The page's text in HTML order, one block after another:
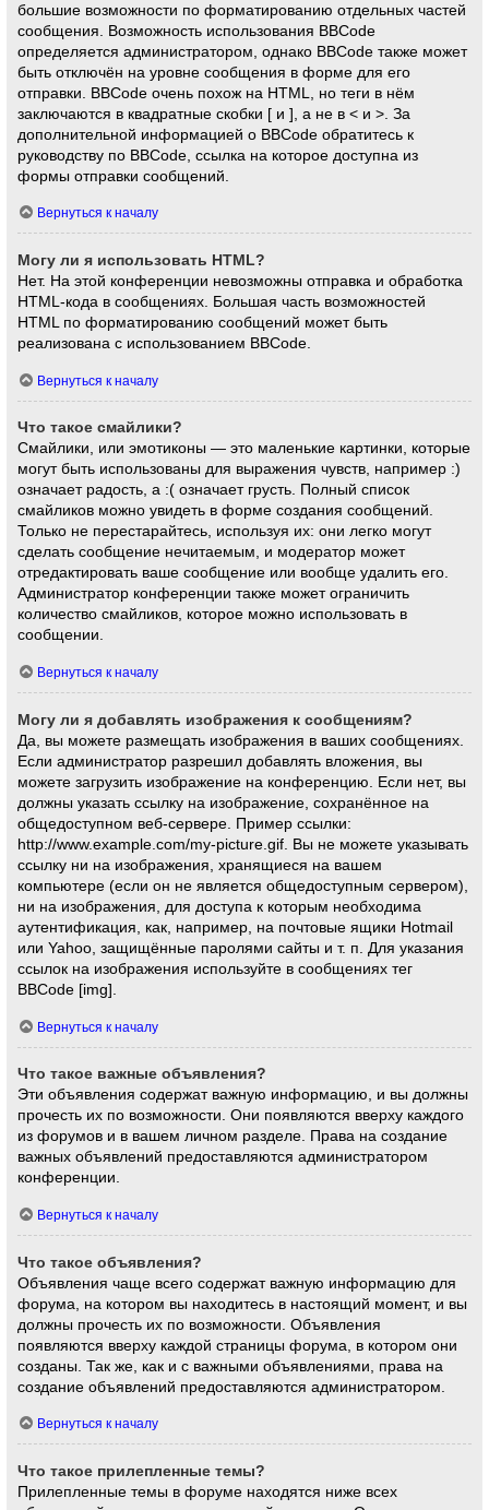
большие возможности по форматированию отдельных частей
сообщения. Возможность использования BBCode
определяется администратором, однако BBCode также может
быть отключён на уровне сообщения в форме для его
отправки. BBCode очень похож на HTML, но теги в нём
заключаются в квадратные скобки [ и ], а не в < и >. За
дополнительной информацией о BBCode обратитесь к
руководству по BBCode, ссылка на которое доступна из
формы отправки сообщений.
Вернуться к началу
Могу ли я использовать HTML?
Нет. На этой конференции невозможны отправка и обработка
HTML-кода в сообщениях. Большая часть возможностей
HTML по форматированию сообщений может быть
реализована с использованием BBCode.
Вернуться к началу
Что такое смайлики?
Смайлики, или эмотиконы — это маленькие картинки, которые
могут быть использованы для выражения чувств, например :)
означает радость, а :( означает грусть. Полный список
смайликов можно увидеть в форме создания сообщений.
Только не перестарайтесь, используя их: они легко могут
сделать сообщение нечитаемым, и модератор может
отредактировать ваше сообщение или вообще удалить его.
Администратор конференции также может ограничить
количество смайликов, которое можно использовать в
сообщении.
Вернуться к началу
Могу ли я добавлять изображения к сообщениям?
Да, вы можете размещать изображения в ваших сообщениях.
Если администратор разрешил добавлять вложения, вы
можете загрузить изображение на конференцию. Если нет, вы
должны указать ссылку на изображение, сохранённое на
общедоступном веб-сервере. Пример ссылки:
http://www.example.com/my-picture.gif. Вы не можете указывать
ссылку ни на изображения, хранящиеся на вашем
компьютере (если он не является общедоступным сервером),
ни на изображения, для доступа к которым необходима
аутентификация, как, например, на почтовые ящики Hotmail
или Yahoo, защищённые паролями сайты и т. п. Для указания
ссылок на изображения используйте в сообщениях тег
BBCode [img].
Вернуться к началу
Что такое важные объявления?
Эти объявления содержат важную информацию, и вы должны
прочесть их по возможности. Они появляются вверху каждого
из форумов и в вашем личном разделе. Права на создание
важных объявлений предоставляются администратором
конференции.
Вернуться к началу
Что такое объявления?
Объявления чаще всего содержат важную информацию для
форума, на котором вы находитесь в настоящий момент, и вы
должны прочесть их по возможности. Объявления
появляются вверху каждой страницы форума, в котором они
созданы. Так же, как и с важными объявлениями, права на
создание объявлений предоставляются администратором.
Вернуться к началу
Что такое прилепленные темы?
Прилепленные темы в форуме находятся ниже всех